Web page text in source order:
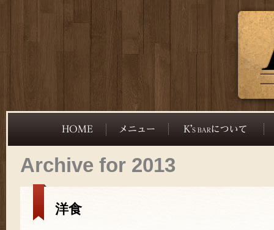
Archive for 2013
洋食